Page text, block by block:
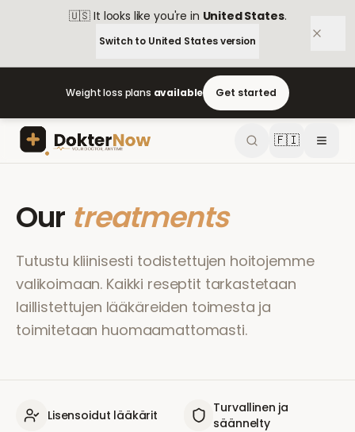
🇺🇸 It looks like you're in United States.
Switch to United Statesversion
Weight loss plans available Get started
🇫🇮
Our treatments
Tutustu kliinisesti todistettujen hoitojemme
valikoimaan. Kaikki reseptit tarkastetaan
laillistettujen lääkäreiden toimesta ja
toimitetaan huomaamattomasti.
Lisensoidut lääkärit
Turvallinen ja
säännelty